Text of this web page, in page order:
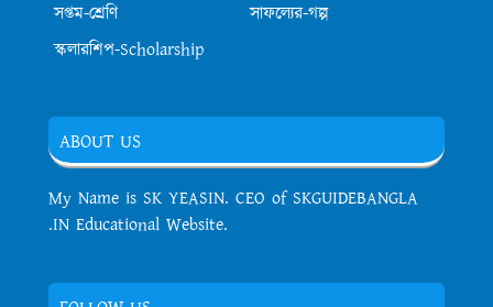
সপ্তম-শ্রেণি
সাফল্যের-গল্প
স্কলারশিপ-Scholarship
ABOUT US
My Name is SK YEASIN. CEO of SKGUIDEBANGLA
.IN Educational Website.